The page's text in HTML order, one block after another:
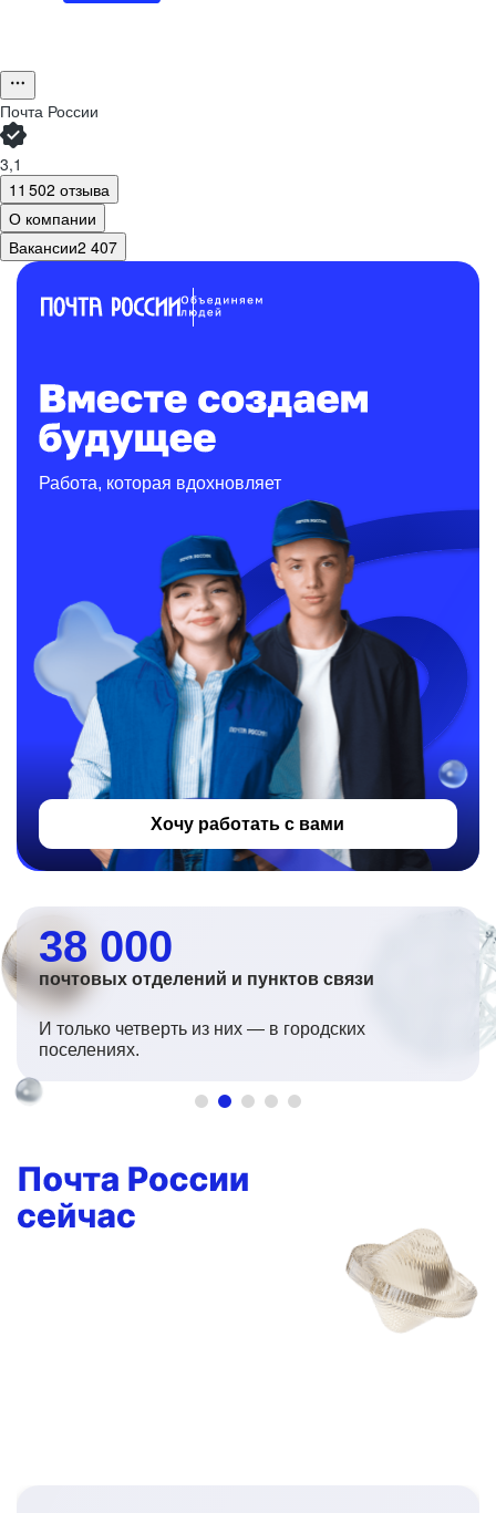
Почта России
3,1
11 502 отзыва
О компании
Вакансии2 407
Работа, которая вдохновляет
Хочу работать с вами
38 000
почтовых отделений и пунктов связи
И только четверть из них — в городских
поселениях.